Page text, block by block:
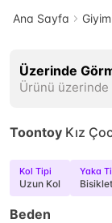
Ana Sayfa Giyim
Üzerinde
Ürünü üzerinde
Toontoy Kız
Kol Tipi
Uzun Kol
Yaka
Beden